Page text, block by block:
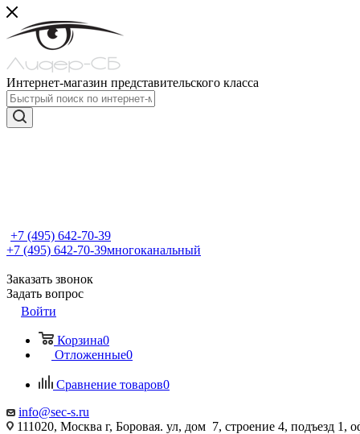
Интернет-магазин представительского класса
+7 (495) 642-70-39
+7 (495) 642-70-39многоканальный
Заказать звонок
Задать вопрос
Войти
Корзина0
Отложенные0
Сравнение товаров0
info@sec-s.ru
111020, Москва г, Боровая. ул, дом 7, строение 4, подъезд 1,